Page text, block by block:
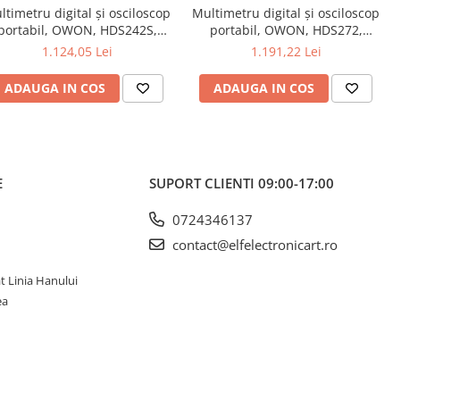
digital și osciloscop
OWON, HDS242S,
200mV-1kV, 200mA-
1.124,05 Lei
ADAUGA IN COS
Multimetru digital și osciloscop
portabil, OWON, HDS272,
200mV-1kV, 200mA-
1.191,22 Lei
ADAUGA IN COS
Linia Hanului
SUPORT CLIENTI 09:00-17:00
0724346137
contact@elfelectronicart.ro